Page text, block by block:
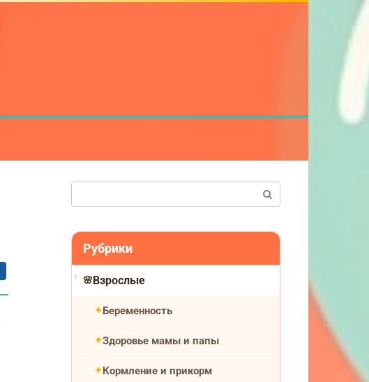
Рубрики
Взрослые
Беременность
Здоровье мамы и папы
Кормление и прикорм